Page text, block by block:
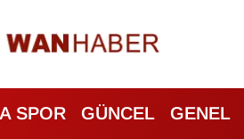
SPOR GÜNCEL GENEL